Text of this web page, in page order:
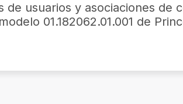
de usuarios y asociaciones de
01.182062.01.001 de